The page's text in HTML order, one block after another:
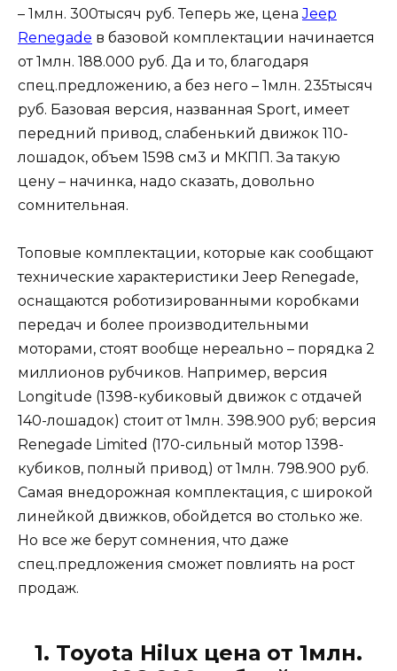
– 1млн. 300тысяч руб. Теперь же, ценаJeep
Renegade в базовой комплектации начинается
от 1млн. 188.000 руб. Да и то, благодаря
спец.предложению, а без него – 1млн. 235тысяч
руб. Базовая версия, названная Sport, имеет
передний привод, слабенький движок 110-
лошадок, объем 1598 см3 и МКПП. За такую
цену – начинка, надо сказать, довольно
сомнительная.
Топовые комплектации, которые как сообщают
технические характеристики Jeep Renegade,
оснащаются роботизированными коробками
передач и более производительными
моторами, стоят вообще нереально – порядка 2
миллионов рубчиков. Например, версия
Longitude (1398-кубиковый движок с отдачей
140-лошадок) стоит от 1млн. 398.900 руб; версия
Renegade Limited (170-сильный мотор 1398-
кубиков, полный привод) от 1млн. 798.900 руб.
Самая внедорожная комплектация, с широкой
линейкой движков, обойдется во столько же.
Но все же берут сомнения, что даже
спец.предложения сможет повлиять на рост
продаж.
1. Toyota Hilux цена от 1млн.